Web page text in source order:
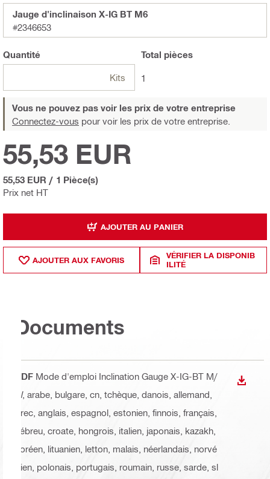
Jauge d'inclinaison X-IG BT M6
#2346653
Quantité
Kits
Total pièces
1
Vous ne pouvez pas voir les prix de votre entreprise
Connectez-vous pour voir les prix de votre entreprise.
Prix net HT
55,53 EUR
55,53 EUR / 1 Pièce(s)
AJOUTER AU PANIER
AJOUTER AUX FAVORIS
VÉRIFIER LA DISPONIB
ILITÉ
Documents
PDF Mode d'emploi Inclination Gauge X-IG-BT M/
W, arabe, bulgare, cn, tchèque, danois, allemand,
grec, anglais, espagnol, estonien, finnois, français,
hébreu, croate, hongrois, italien, japonais, kazakh,
coréen, lituanien, letton, malais, néerlandais, norvé
gien, polonais, portugais, roumain, russe, sarde, sl